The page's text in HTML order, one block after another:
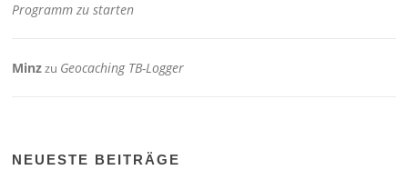
Programm zu starten
Minzzu Geocaching TB-Logger
NEUESTE BEITRÄGE